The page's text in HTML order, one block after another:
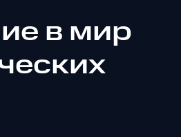
в мир